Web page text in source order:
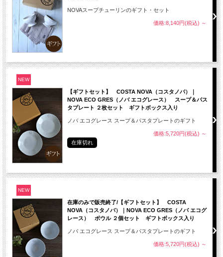
NOVAスープチューリンのギフト・セット
価格:8,140円(税込) ～
NEW
【ギフトセット】 COSTA NOVA（コスタノバ）｜
NOVA ECO GRES（ノバ エコグレース） スープ＆パス
タプレート ２枚セット ギフトボックス入り
ノバ エコグレース スープ＆パスタプレートのギフト
価格:5,720円(税込) ～
在庫切れ
NEW
在庫のみで販売終了/【ギフトセット】 COSTA
NOVA（コスタノバ）｜NOVA ECO GRES（ノバ エコグ
レース） ボウル ２個セット ギフトボックス入り
ノバ エコグレース スープ＆パスタプレートのギフト
価格:5,720円(税込) ～